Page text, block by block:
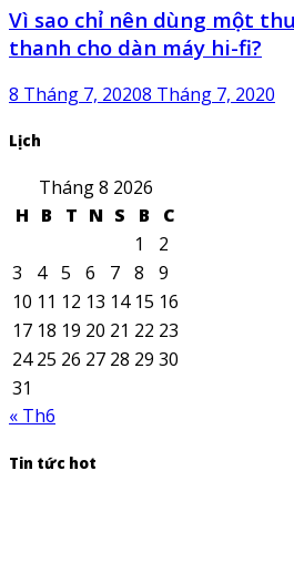
Vì sao chỉ nên dùng một
thanh cho dàn máy hi-fi?
8 Tháng 7, 20208 Tháng 7, 2020
Lịch
Tháng 8 2026
H B T N S B
C
1
2
3
4 5 6 7 8
9
10 11 12 13 14 15 16
17 18 19 20 21 22 23
24 25 26 27 28 29 30
31
« Th6
Tin tức hot